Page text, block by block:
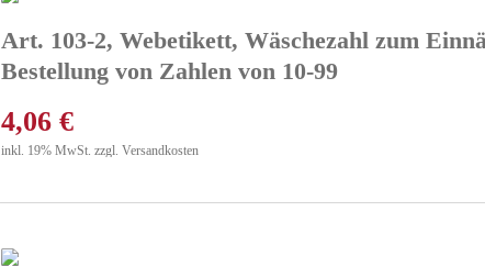
Art. 103-2, Webetikett, Wäschezahl zum
Bestellung von Zahlen von 10-99
4,06 €
inkl. 19% MwSt. zzgl. Versandkosten